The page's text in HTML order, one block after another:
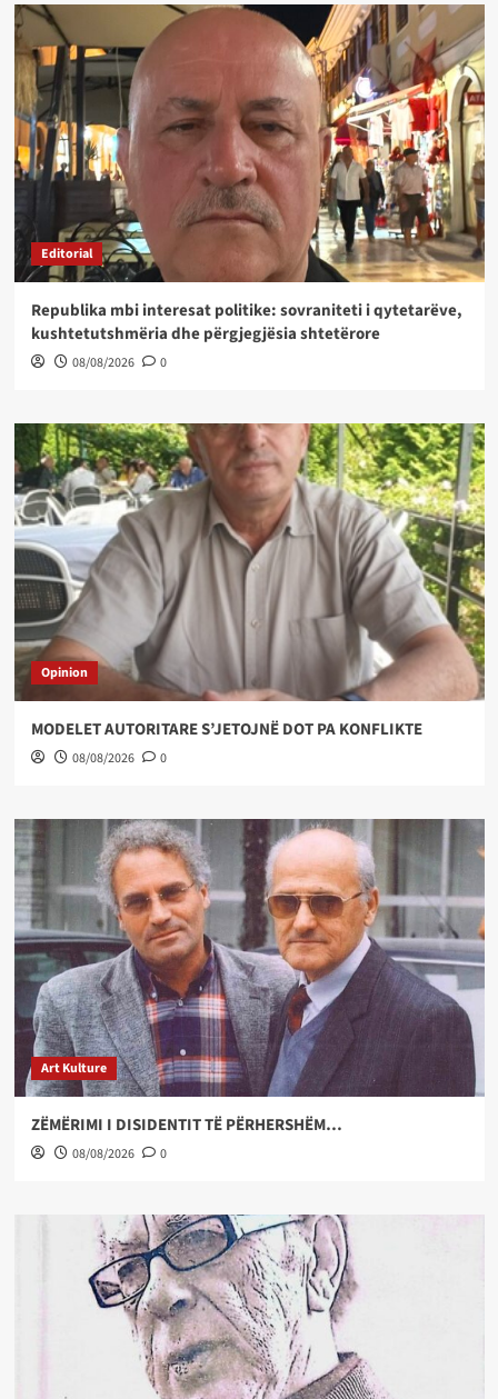
Editorial
Republika mbi interesat politike: sovraniteti i qytetarëve,
kushtetutshmëria dhe përgjegjësia shtetërore
08/08/2026 0
Opinion
MODELET AUTORITARE S’JETOJNË DOT PA KONFLIKTE
08/08/2026 0
Art Kulture
ZËMËRIMI I DISIDENTIT TË PËRHERSHËM…
08/08/2026 0